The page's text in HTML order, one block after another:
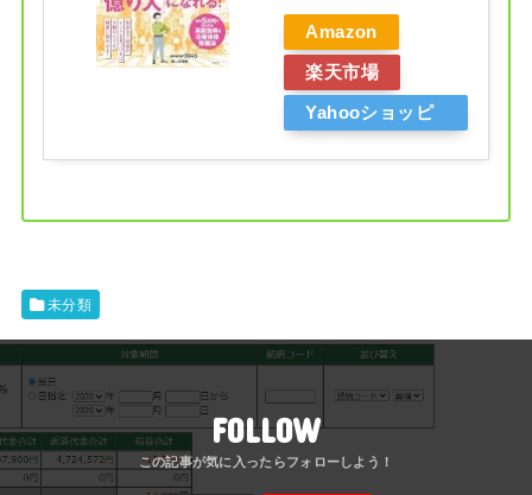
Amazon
楽天市場
Yahooショッピ
未分類
FOLLOW